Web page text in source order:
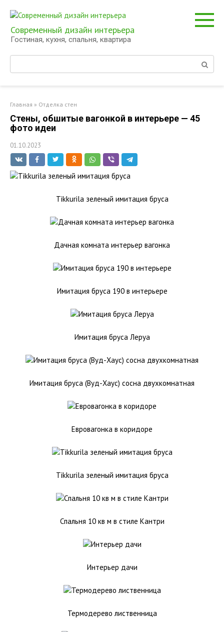
контенту
Современный дизайн интерьера
Гостиная, кухня, спальня, квартира
Поиск:
Главная » Отделка стен
Стены, обшитые вагонкой в интерьере — 45
фото идеи
01.10.2023
Tikkurila зеленый имитация бруса
Дачная комната интерьер вагонка
Имитация бруса 190 в интерьере
Имитация бруса Леруа
Имитация бруса (Вуд-Хаус) сосна двухкомнатная
Евровагонка в коридоре
Tikkurila зеленый имитация бруса
Спальня 10 кв м в стиле Кантри
Интерьер дачи
Термодерево лиственница